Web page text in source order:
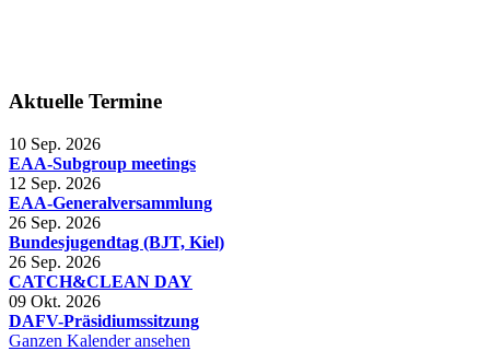
Aktuelle Termine
10 Sep. 2026
EAA-Subgroup meetings
12 Sep. 2026
EAA-Generalversammlung
26 Sep. 2026
Bundesjugendtag (BJT, Kiel)
26 Sep. 2026
CATCH&CLEAN DAY
09 Okt. 2026
DAFV-Präsidiumssitzung
Ganzen Kalender ansehen